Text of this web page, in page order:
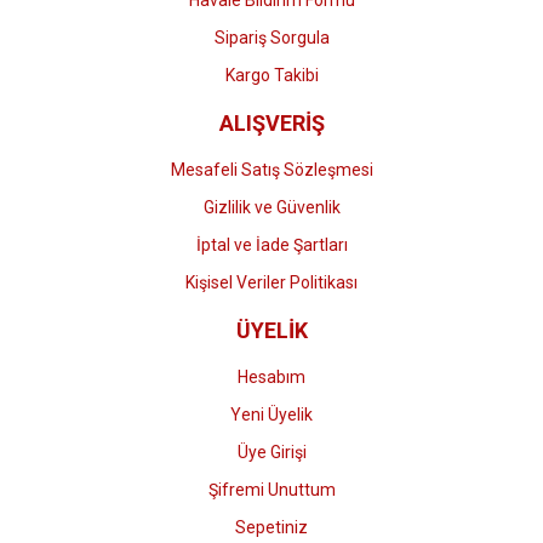
Gönder
Sipariş Sorgula
Kargo Takibi
ALIŞVERİŞ
Mesafeli Satış Sözleşmesi
Gizlilik ve Güvenlik
İptal ve İade Şartları
Kişisel Veriler Politikası
ÜYELİK
Hesabım
Yeni Üyelik
Üye Girişi
Şifremi Unuttum
Sepetiniz